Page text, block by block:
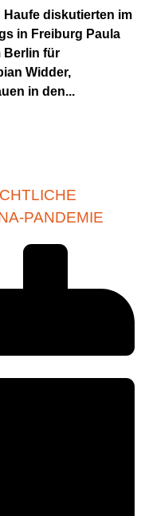
diskutierten im
in Freiburg Paula
Berlin für
Widder,
in den...
PANDEMIE